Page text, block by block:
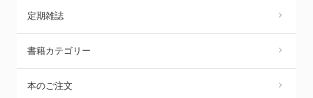
定期雑誌
書籍カテゴリー
本のご注文